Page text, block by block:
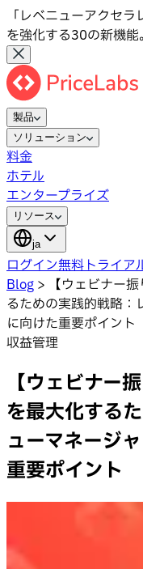
「レベニューアクセ
を強化する30の新機能。
製品
ソリューション
料金
ホテル
エンタープライズ
リソース
ja
ログイン無料トライア
Blog >
【ウェビナー
るための実践的戦略：
に向けた重要ポイント
収益管理
【ウェビナー
を最大化する
ューマネージ
重要ポイント